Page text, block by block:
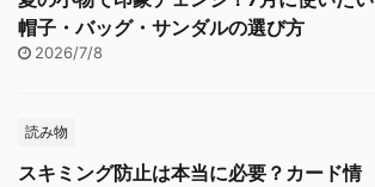
帽子・バッグ・サンダルの選び方
2026/7/8
読み物
スキミング防止は本当に必要？カード情